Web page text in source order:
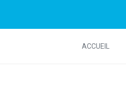
ACCUEIL